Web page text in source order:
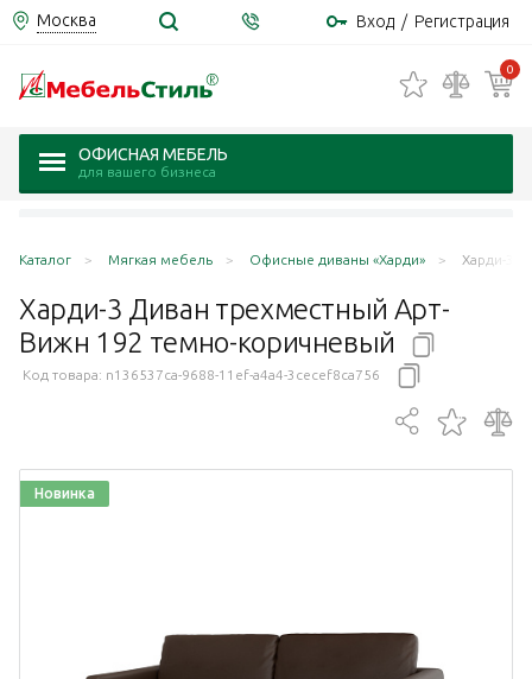
Москва Вход / Регистрация
0
ОФИСНАЯ МЕБЕЛЬ
для вашего бизнеса
Каталог Мягкая мебель Офисные диваны «Харди» Харди-3
Харди-3 Диван трехместный Арт-
Вижн 192 темно-коричневый
Код товара: n136537ca-9688-11ef-a4a4-3cecef8ca756
Новинка